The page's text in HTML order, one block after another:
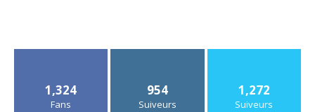
1,324
Fans
954
Suiveurs
1,272
Suiveurs